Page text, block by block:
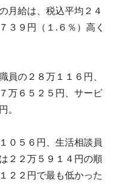
月給は、税込平均２４
３９円（１.６％）高く
の２８万１１６円、
万６５２５円、サービ
。
０５６円、生活相談員
２２万５９１４円の順
２２円で最も低かった